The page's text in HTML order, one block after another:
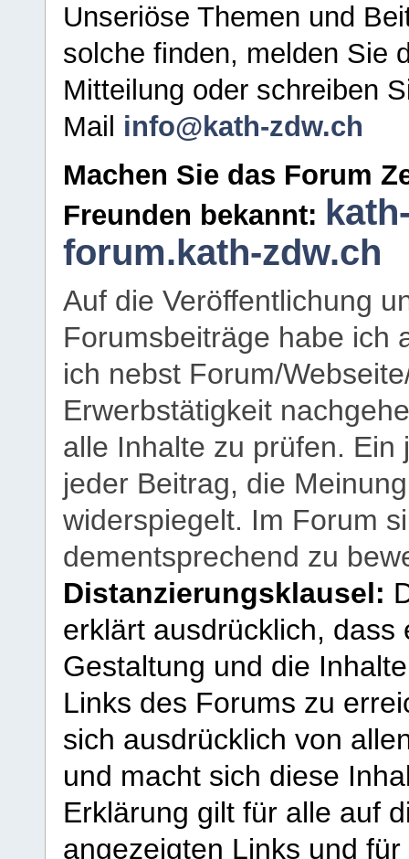
Unseriöse Themen und
solche finden, melden Sie
Mitteilung oder schreiben
Mail info@kath-zdw.ch
Machen Sie das Forum
Freunden bekannt:
forum.kath-zdw.ch
Auf die Veröffentlichung
Forumsbeiträge habe ich
ich nebst Forum/
Erwerbstätigkeit
alle Inhalte zu prüfen.
jeder Beitrag, die
widerspiegelt. Im Forum
dementsprechend zu
Distanzierungsklausel:
erklärt ausdrücklich,
Gestaltung und die
Links des Forums zu
sich ausdrücklich von
und macht sich diese
Erklärung gilt für alle auf
angezeigten Links und